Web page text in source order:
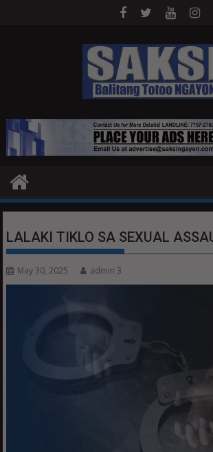
LALAKI TIKLO SA SEXUAL
May 30, 2025 admin 3